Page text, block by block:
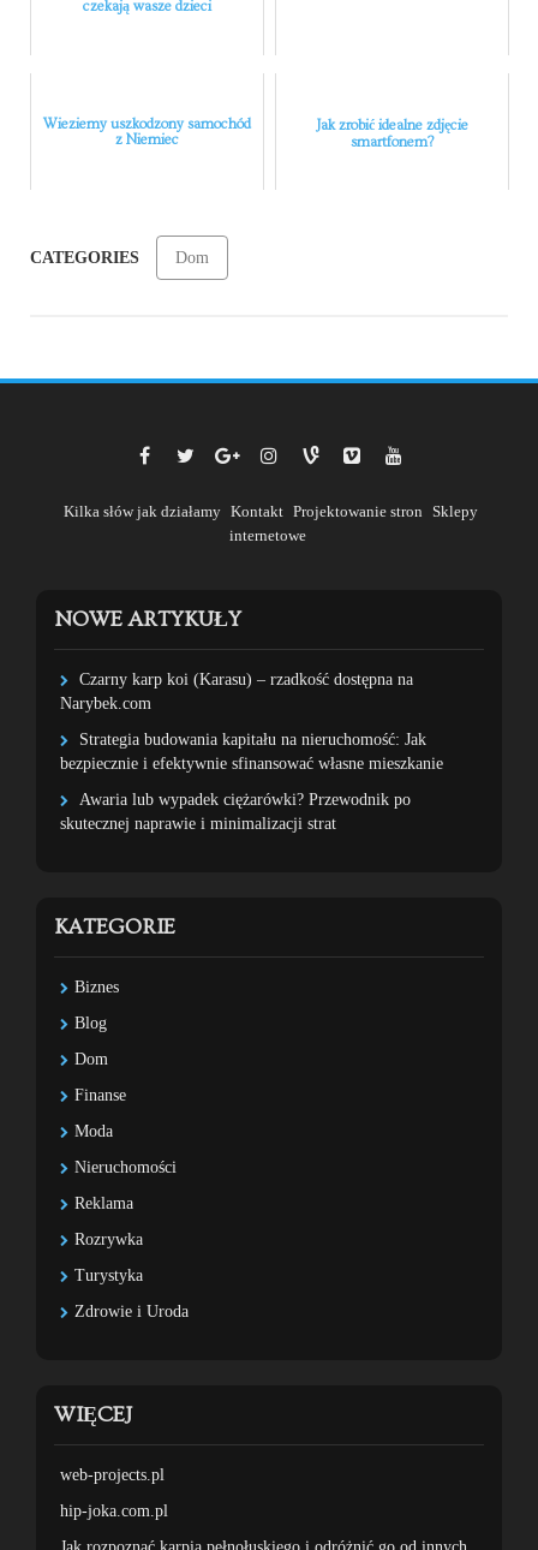
czekają wasze dzieci
Wieziemy uszkodzony samochód
z Niemiec
Jak zrobić idealne zdjęcie
smartfonem?
CATEGORIES Dom
Kilka słów jak działamy Kontakt Projektowanie stron Sklepy
internetowe
NOWE ARTYKUŁY
Czarny karp koi (Karasu) – rzadkość dostępna na
Narybek.com
Strategia budowania kapitału na nieruchomość: Jak
bezpiecznie i efektywnie sfinansować własne mieszkanie
Awaria lub wypadek ciężarówki? Przewodnik po
skutecznej naprawie i minimalizacji strat
KATEGORIE
Biznes
Blog
Dom
Finanse
Moda
Nieruchomości
Reklama
Rozrywka
Turystyka
Zdrowie i Uroda
WIĘCEJ
web-projects.pl
hip-joka.com.pl